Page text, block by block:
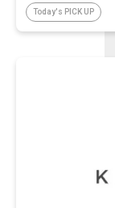
Today's PICK UP